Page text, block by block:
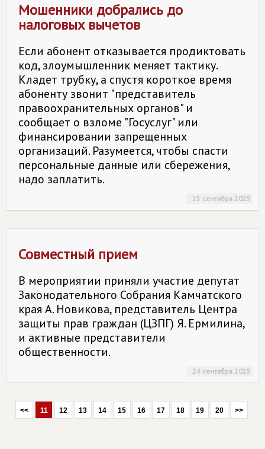
Мошенники добрались до
налоговых вычетов
Если абонент отказывается продиктовать
код, злоумышленник меняет тактику.
Кладет трубку, а спустя короткое время
абоненту звонит "представитель
правоохранительных органов" и
сообщает о взломе "Госуслуг" или
финансировании запрещенных
организаций. Разумеется, чтобы спасти
персональные данные или сбережения,
надо заплатить.
25 сентября 2025
Совместный прием
В мероприятии приняли участие депутат
Законодательного Собрания Камчатского
края А. Новикова, представитель Центра
защиты прав граждан (ЦЗПГ) Я. Ермилина,
и активные представители
общественности.
24 сентября 2025
<< 11 12 13 14 15 16 17 18 19 20 >>